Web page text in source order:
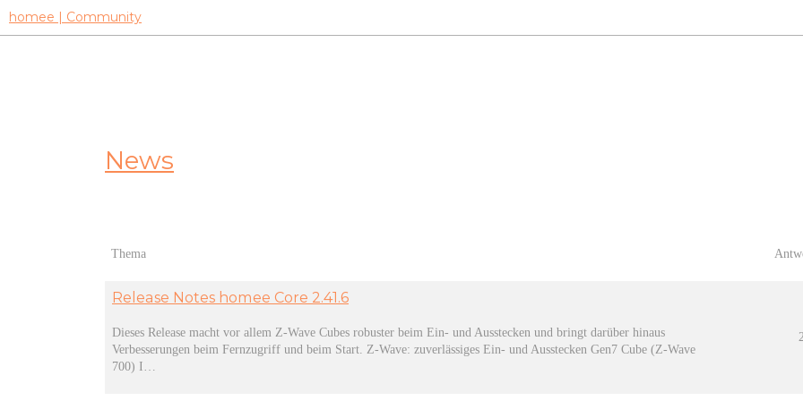
homee | Community
News
Thema
Release Notes homee Core 2.41.6
Dieses Release macht vor allem Z-Wave Cubes robuster beim Ein- und Ausstecken und bringt darüber hinaus
Verbesserungen beim Fernzugriff und beim Start. Z-Wave: zuverlässiges Ein- und Ausstecken Gen7 Cube (Z-Wave
700) I…
2